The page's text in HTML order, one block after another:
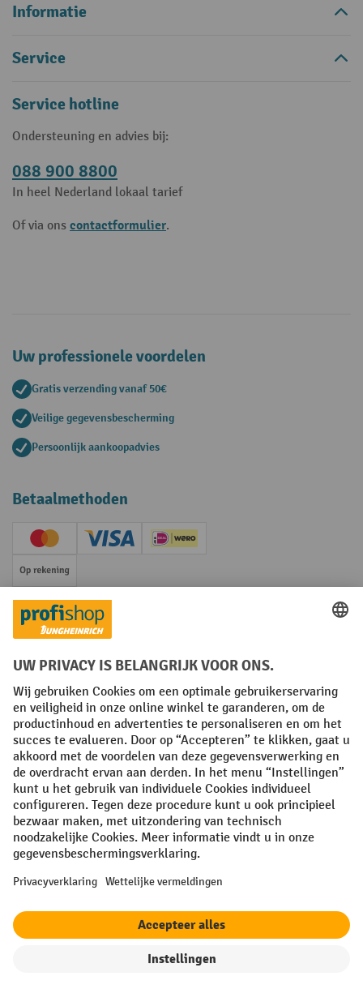
Sorteren op
Informatie
Service
Service hotline
Ondersteuning en advies bij:
088 900 8800
In heel Nederland lokaal tarief
Of via ons contactformulier.
Uw professionele voordelen
Gratis verzending vanaf 50€
Veilige gegevensbescherming
Persoonlijk aankoopadvies
Betaalmethoden
Creditcard (Master)Creditcard (Visa)iDEAL | Wero
Op rekening
Sociale netwerken
Facebook
YouTube
LinkedIn
Instagram
Algemene leveringsvoorwaarden Copyright
Privacyverklaring Privacy Instellingen
All prices excl. VAT plusshipping costsand possible delivery charges,
if not stated otherwise.
¹ De korting is geldig zolang de voorraad strekt. De korting is niet van
procentuele kortingen of vouchers is niet mogelijk. | ² De korting
nieuwsbrief. De voucher is 10 dagen geldig en kan online worden
ingewisseld vanaf een netto bestelwaarde van €250. De hoogte van de
korting varieert per productcategorie en is maximaal 10%. Elektrische